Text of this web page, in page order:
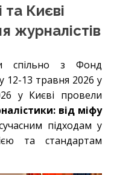
Києві
журналістів
спільно з Фонд
12-13 травня 2026 у
у Києві провели
від міфу
підходам у
та стандартам